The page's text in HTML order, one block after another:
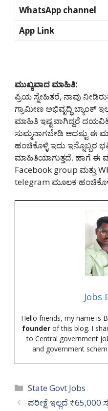
WhatsApp channel
App Link
ಮುಖ್ಯವಾದ ಮಾಹಿತಿ:
ಪ್ರಿಯ ಸ್ನೇಹಿತರೆ, ನಾವು
ಗ್ರಾಮೀಣ ಅಭಿವೃದ್ಧಿ
ಮಾಹಿತಿ ಇಷ್ಟವಾಗಿದ್ದರೆ
ಸುಮ್ಮನಾಗಬೇಡಿ ಆದಷ್ಟು ಈ
ಹಂಚಿಕೊಳ್ಳಿ ಇದು ಇನ್ನೊಬ್ಬರ
ಮಾಹಿತಿಯಾಗುತ್ತದೆ. ಹಾಗೆ ಈ
Facebook group ಮತ್ತು
telegram ಮೂಲಕ
Jobs
Hello friends, my name is
founder of this blog. I
to Central government
and government
Categories
State Govt Jobs
ಪರೀಕ್ಷೆ ಇಲ್ಲದೆ